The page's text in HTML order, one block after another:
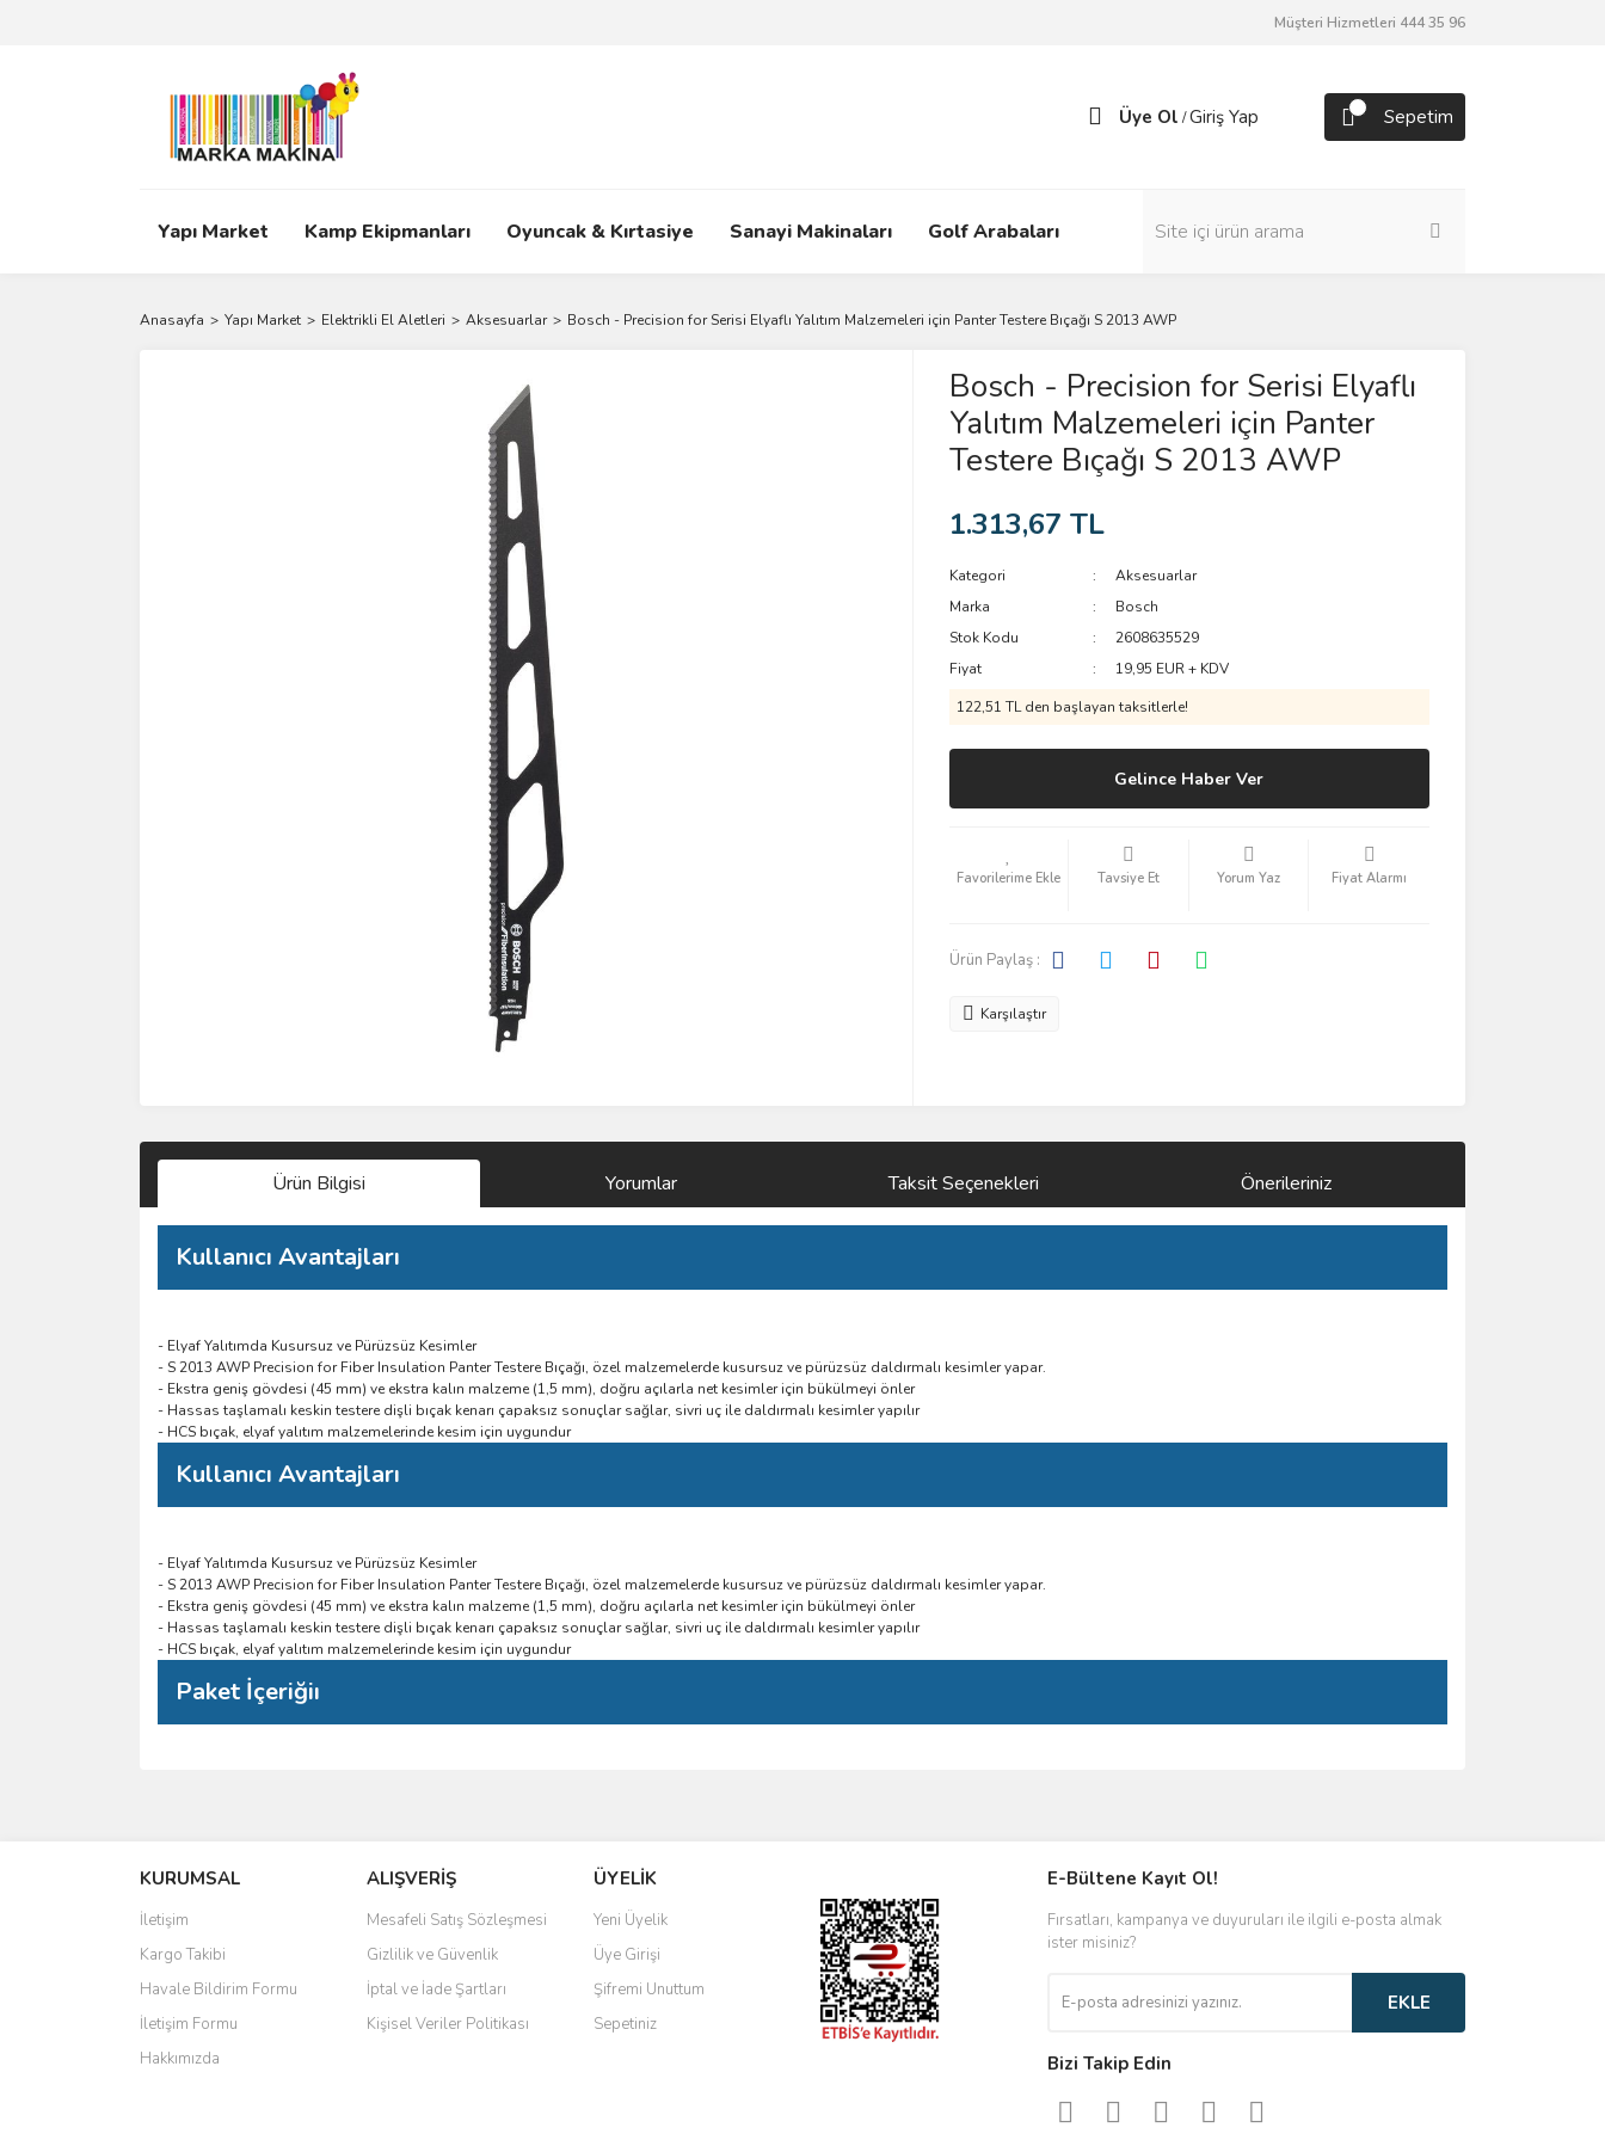
Müşteri Hizmetleri 444 35 96
Üye Ol /Giriş Yap Sepetim
Yapı Market Kamp Ekipmanları Oyuncak & Kırtasiye Sanayi Makinaları Golf Arabaları
Anasayfa Yapı Market Elektrikli El Aletleri Aksesuarlar Bosch - Precision for Serisi Elyaflı Yalıtım Malzemeleri için Panter Testere Bıçağı S 2013 AWP
Bosch - Precision for Serisi Elyaflı
Yalıtım Malzemeleri için Panter
Testere Bıçağı S 2013 AWP
1.313,67 TL
Kategori
Aksesuarlar
Marka
Bosch
Stok Kodu
2608635529
Fiyat
19,95 EUR + KDV
122,51 TL den başlayan taksitlerle!
Gelince Haber Ver
Tavsiye Et Yorum Yaz Fiyat Alarmı
Ürün Paylaş :
Karşılaştır
Ürün Bilgisi Yorumlar Taksit Seçenekleri Önerileriniz
Kullanıcı Avantajları
- Elyaf Yalıtımda Kusursuz ve Pürüzsüz Kesimler
- S 2013 AWP Precision for Fiber Insulation Panter Testere Bıçağı, özel malzemelerde kusursuz ve pürüzsüz daldırmalı kesimler yapar.
- Ekstra geniş gövdesi (45 mm) ve ekstra kalın malzeme (1,5 mm), doğru açılarla net kesimler için bükülmeyi önler
- Hassas taşlamalı keskin testere dişli bıçak kenarı çapaksız sonuçlar sağlar, sivri uç ile daldırmalı kesimler yapılır
- HCS bıçak, elyaf yalıtım malzemelerinde kesim için uygundur
Kullanıcı Avantajları
- Elyaf Yalıtımda Kusursuz ve Pürüzsüz Kesimler
- S 2013 AWP Precision for Fiber Insulation Panter Testere Bıçağı, özel malzemelerde kusursuz ve pürüzsüz daldırmalı kesimler yapar.
- Ekstra geniş gövdesi (45 mm) ve ekstra kalın malzeme (1,5 mm), doğru açılarla net kesimler için bükülmeyi önler
- Hassas taşlamalı keskin testere dişli bıçak kenarı çapaksız sonuçlar sağlar, sivri uç ile daldırmalı kesimler yapılır
- HCS bıçak, elyaf yalıtım malzemelerinde kesim için uygundur
Paket İçeriğiı
Yorum Yaz
Ürün resmi kalitesiz, bozuk veya görüntülenemiyor.
Ürün açıklamasında eksik bilgiler bulunuyor.
Ürün bilgilerinde hatalar bulunuyor.
Ürün fiyatı diğer sitelerden daha pahalı.
Bu ürüne benzer farklı alternatifler olmalı.
KURUMSAL
İletişim
Kargo Takibi
Havale Bildirim Formu
İletişim Formu
Hakkımızda
ALIŞVERİŞ
Mesafeli Satış Sözleşmesi
Gizlilik ve Güvenlik
İptal ve İade Şartları
Kişisel Veriler Politikası
ÜYELİK
Yeni Üyelik
Üye Girişi
Şifremi Unuttum
Sepetiniz
E-Bültene Kayıt Ol!
Fırsatları, kampanya ve duyuruları ile ilgili e-posta almak
ister misiniz?
EKLE
Bizi Takip Edin